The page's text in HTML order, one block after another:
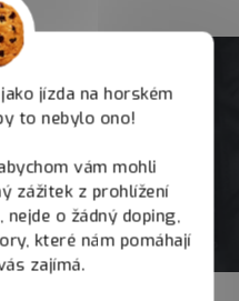
jízda na horském
to nebylo ono!
vám mohli
zážitek z prohlížení
o žádný doping,
které nám pomáhají
zajímá.